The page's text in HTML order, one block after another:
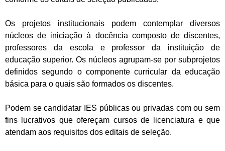
Os projetos institucionais podem contemplar diversos
núcleos de iniciação à docência composto de discentes,
professores da escola e professor da instituição de
educação superior. Os núcleos agrupam-se por subprojetos
definidos segundo o componente curricular da educação
básica para o quais são formados os discentes.
Podem se candidatar IES públicas ou privadas com ou sem
fins lucrativos que ofereçam cursos de licenciatura e que
atendam aos requisitos dos editais de seleção.